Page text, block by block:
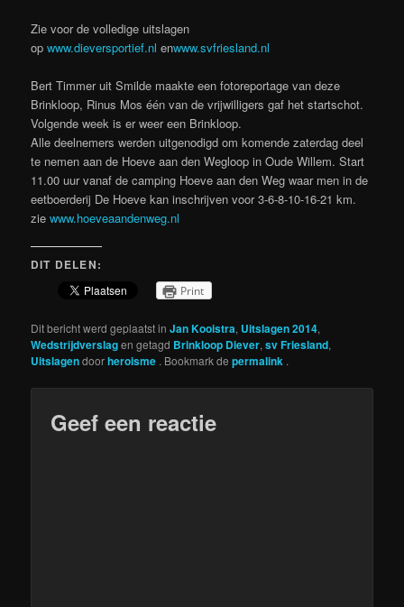
Zie voor de volledige uitslagen
opwww.dieversportief.nl enwww.svfriesland.nl
Bert Timmer uit Smilde maakte een fotoreportage van deze
Brinkloop, Rinus Mos één van de vrijwilligers gaf het startschot.
Volgende week is er weer een Brinkloop.
Alle deelnemers werden uitgenodigd om komende zaterdag deel
te nemen aan de Hoeve aan den Wegloop in Oude Willem. Start
11.00 uur vanaf de camping Hoeve aan den Weg waar men in de
eetboerderij De Hoeve kan inschrijven voor 3-6-8-10-16-21 km.
ziewww.hoeveaandenweg.nl
DIT DELEN:
Print
Dit bericht werd geplaatst inJan Kooistra, Uitslagen 2014,
Wedstrijdverslagen getagd Brinkloop Diever,sv Friesland,
Uitslagendoorheroisme . Bookmark depermalink .
Geef een reactie